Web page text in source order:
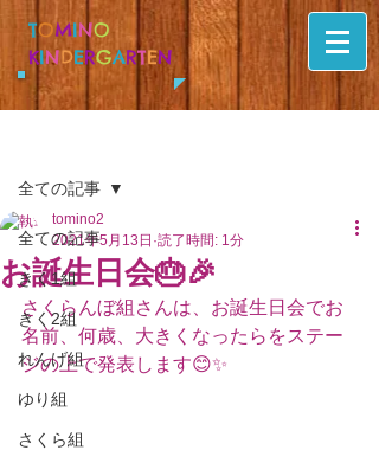
TOMINO
KINDERGARTEN
全ての記事
きく1組
きく2組
れんげ組
ゆり組
さくら組
全ての記事
お誕生日会🎂🎉
tomino2
2021年5月13日 読了時間: 1分
さくらんぼ組さんは、お誕生日会でお
名前、何歳、大きくなったらをステー
ジの上で発表します😊✨